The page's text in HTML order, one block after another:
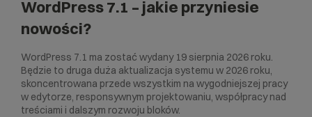
WordPress 7.1 – jakie przyniesie
nowości?
WordPress 7.1 ma zostać wydany 19 sierpnia 2026 roku.
Będzie to druga duża aktualizacja systemu w 2026 roku,
skoncentrowana przede wszystkim na wygodniejszej pracy
w edytorze, responsywnym projektowaniu, współpracy nad
treściami i dalszym rozwoju bloków.